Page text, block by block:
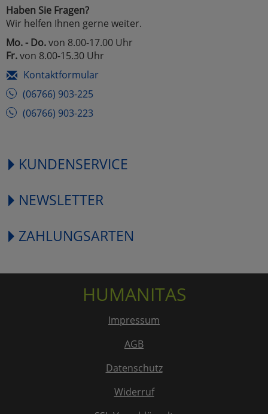
Haben Sie Fragen?
Wir helfen Ihnen gerne weiter.
Mo. - Do.von 8.00-17.00 Uhr
Fr.von 8.00-15.30 Uhr
Kontaktformular
(06766) 903-225
(06766) 903-223
KUNDENSERVICE
NEWSLETTER
ZAHLUNGSARTEN
HUMANITAS
Impressum
AGB
Datenschutz
Widerruf